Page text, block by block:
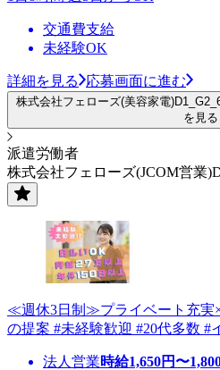
交通費支給
未経験OK
詳細を見る 応募画面に進む
株式会社フェローズ(美容家電
を見る
派遣労働者
株式会社フェローズ(JCOM営業
≪週休3日制≫プライベート充実
の提案 #未経験歓迎 #20代多数 #
法人営業時給1,650円〜